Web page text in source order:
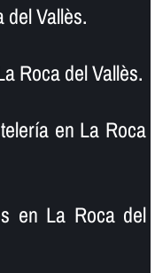
Vallès.
Roca del Vallès.
en La Roca
en La Roca del